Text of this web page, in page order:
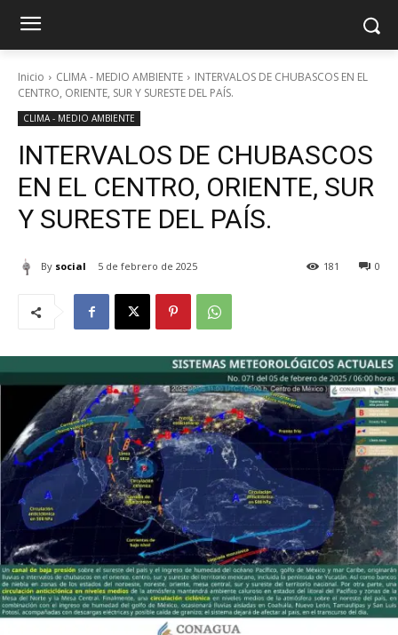
Inicio CLIMA - MEDIO AMBIENTE
INTERVALOS DE CHUBASCOS EN EL
CENTRO, ORIENTE, SUR Y SURESTE DEL PAÍS.
CLIMA - MEDIO AMBIENTE
INTERVALOS DE CHUBASCOS
EN EL CENTRO, ORIENTE, SUR
Y SURESTE DEL PAÍS.
By social 5 de febrero de 2025 0
181